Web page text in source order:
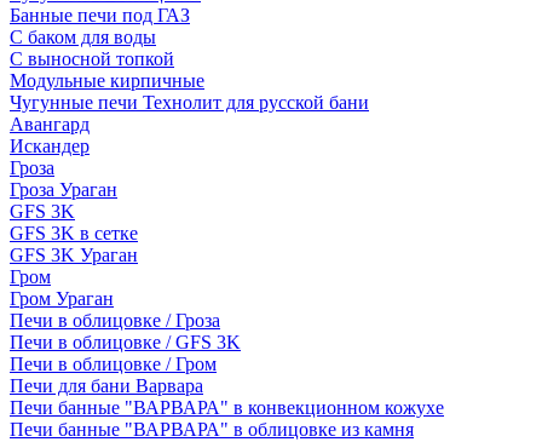
Банные печи под ГАЗ
С баком для воды
С выносной топкой
Модульные кирпичные
Чугунные печи Технолит для русской бани
Авангард
Искандер
Гроза
Гроза Ураган
GFS 3K
GFS 3K в сетке
GFS 3K Ураган
Гром
Гром Ураган
Печи в облицовке / Гроза
Печи в облицовке / GFS 3K
Печи в облицовке / Гром
Печи для бани Варвара
Печи банные "ВАРВАРА" в конвекционном кожухе
Печи банные "ВАРВАРА" в облицовке из камня